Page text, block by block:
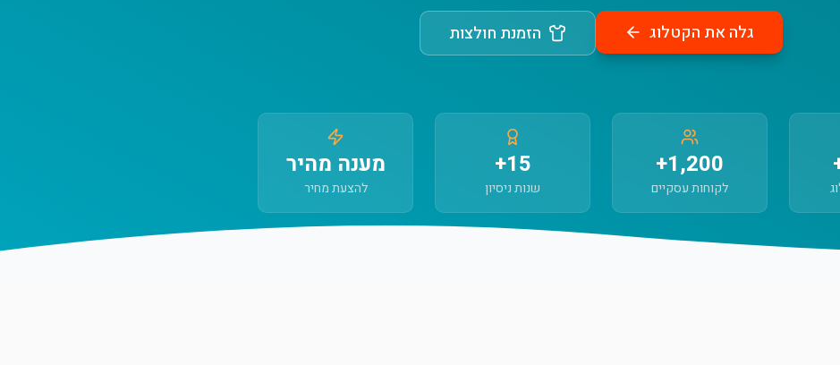
גלה את הקטלוג הזמנת חולצות
1,200+
לקוחות עסקיים
15+
שנות ניסיון
מענה מהיר
להצעת מחיר